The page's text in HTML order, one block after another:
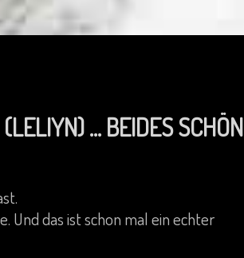
... BEIDES SCHÖN
Und das ist schon mal ein echter